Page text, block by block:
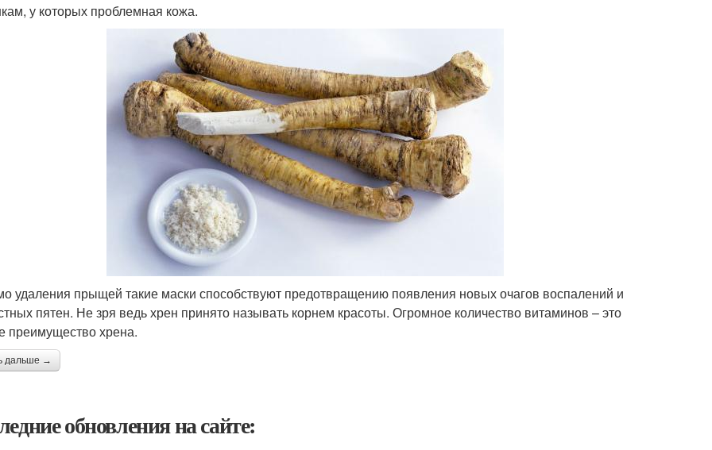
у которых проблемная кожа.
удаления прыщей такие маски способствуют предотвращению появления новых очагов воспалений и
пятен. Не зря ведь хрен принято называть корнем красоты. Огромное количество витаминов – это
преимущество хрена.
дальше →
обновления на сайте: